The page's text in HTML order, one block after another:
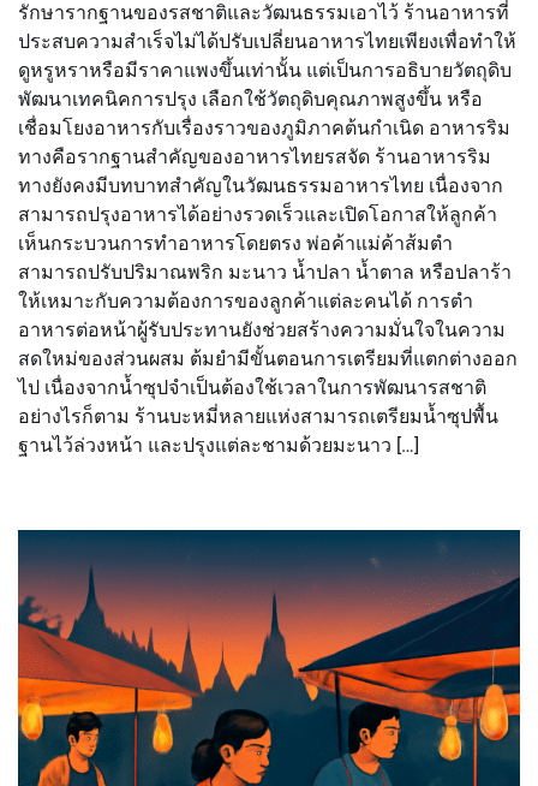
รักษารากฐานของรสชาติและวัฒนธรรมเอาไว้ ร้านอาหารที่
ประสบความสำเร็จไม่ได้ปรับเปลี่ยนอาหารไทยเพียงเพื่อทำให้
ดูหรูหราหรือมีราคาแพงขึ้นเท่านั้น แต่เป็นการอธิบายวัตถุดิบ
พัฒนาเทคนิคการปรุง เลือกใช้วัตถุดิบคุณภาพสูงขึ้น หรือ
เชื่อมโยงอาหารกับเรื่องราวของภูมิภาคต้นกำเนิด อาหารริม
ทางคือรากฐานสำคัญของอาหารไทยรสจัด ร้านอาหารริม
ทางยังคงมีบทบาทสำคัญในวัฒนธรรมอาหารไทย เนื่องจาก
สามารถปรุงอาหารได้อย่างรวดเร็วและเปิดโอกาสให้ลูกค้า
เห็นกระบวนการทำอาหารโดยตรง พ่อค้าแม่ค้าส้มตำ
สามารถปรับปริมาณพริก มะนาว น้ำปลา น้ำตาล หรือปลาร้า
ให้เหมาะกับความต้องการของลูกค้าแต่ละคนได้ การตำ
อาหารต่อหน้าผู้รับประทานยังช่วยสร้างความมั่นใจในความ
สดใหม่ของส่วนผสม ต้มยำมีขั้นตอนการเตรียมที่แตกต่างออก
ไป เนื่องจากน้ำซุปจำเป็นต้องใช้เวลาในการพัฒนารสชาติ
อย่างไรก็ตาม ร้านบะหมี่หลายแห่งสามารถเตรียมน้ำซุปพื้น
ฐานไว้ล่วงหน้า และปรุงแต่ละชามด้วยมะนาว […]